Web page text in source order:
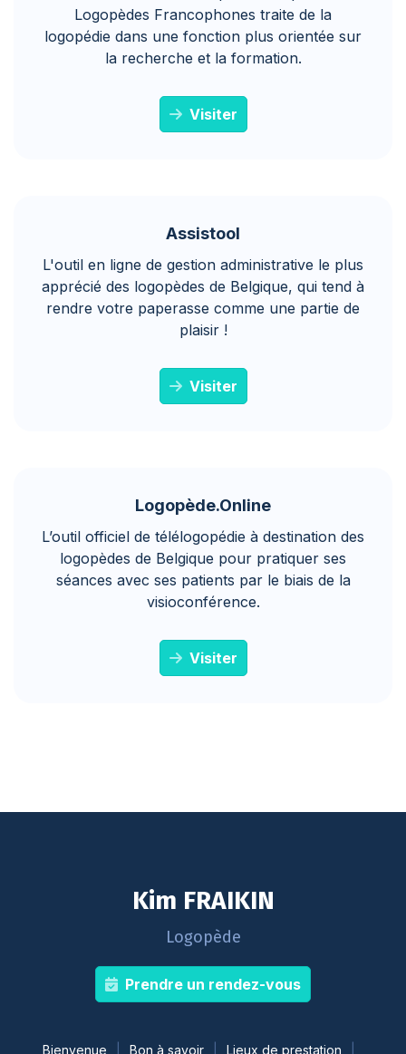
Logopèdes Francophones traite de la
logopédie dans une fonction plus orientée sur
la recherche et la formation.
Visiter
Assistool
L'outil en ligne de gestion administrative le plus
apprécié des logopèdes de Belgique, qui tend à
rendre votre paperasse comme une partie de
plaisir !
Visiter
Logopède.Online
L’outil officiel de télélogopédie à destination des
logopèdes de Belgique pour pratiquer ses
séances avec ses patients par le biais de la
visioconférence.
Visiter
Kim FRAIKIN
Logopède
Prendre un rendez-vous
Bienvenue Bon à savoir Lieux de prestation